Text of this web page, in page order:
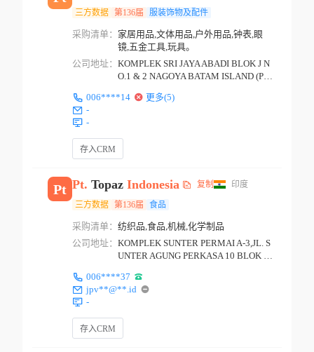
三方数据 第136届 服装饰物及配件
采购清单： 家居用品,文体用品,户外用品,钟表,眼
镜,五金工具,玩具。
公司地址： KOMPLEK SRI JAYA ABADI BLOK J N
O.1 & 2 NAGOYA BATAM ISLAND (P.O.
006****14
更多(5)
-
-
存入CRM
Pt Pt. Topaz Indonesia 复制 印度
三方数据 第136届 食品
采购清单： 纺织品,食品,机械,化学制品
公司地址： KOMPLEK SUNTER PERMAI A-3,JL. S
UNTER AGUNG PERKASA 10 BLOK K
006****37
jpv**@**.id
-
存入CRM